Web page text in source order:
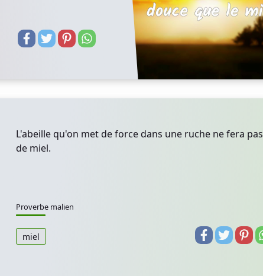
L'abeille qu'on met de force dans une ruche ne fera pas
de miel.
Proverbe malien
miel